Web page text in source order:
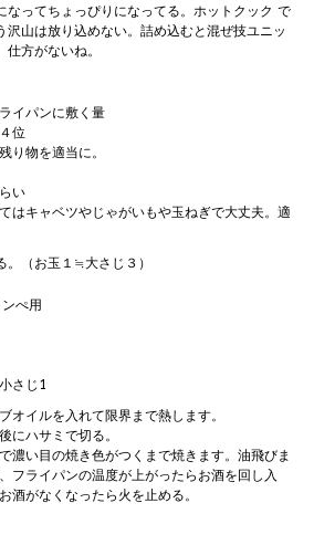
なってちょっぴりになってる。ホットクック で
沢山は放り込めない。詰め込むと混ぜ技ユニッ
仕方がないね。
イパンに敷く量
位
り物を適当に。
い
はキャベツやじゃがいもや玉ねぎで大丈夫。適
（お玉１≒大さじ３）
ぺ用
さじ1
オイルを入れて限界まで熱します。
にハサミで切る。
濃い目の焼き色がつくまで焼きます。油飛びま
フライパンの温度が上がったらお酒を回し入
酒がなくなったら火を止める。